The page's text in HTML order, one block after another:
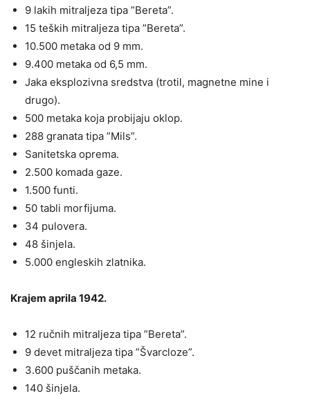
9 lakih mitraljeza tipa ”Bereta”.
15 teških mitraljeza tipa ”Bereta”.
10.500 metaka od 9 mm.
9.400 metaka od 6,5 mm.
Jaka eksplozivna sredstva (trotil, magnetne mine i
drugo).
500 metaka koja probijaju oklop.
288 granata tipa ”Mils”.
Sanitetska oprema.
2.500 komada gaze.
1.500 funti.
50 tabli morfijuma.
34 pulovera.
48 šinjela.
5.000 engleskih zlatnika.
Krajem aprila 1942.
12 ručnih mitraljeza tipa ”Bereta”.
9 devet mitraljeza tipa ”Švarcloze”.
3.600 puščanih metaka.
140 šinjela.